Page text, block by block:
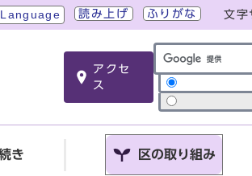
Language 読み上げ ふりがな 文字
アクセ
ス
サイト内検索の
き 区の取り組み